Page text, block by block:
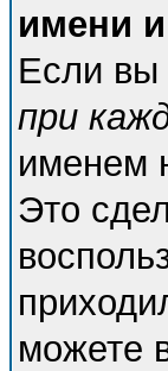
имени
Если вы
при
именем
Это
можете